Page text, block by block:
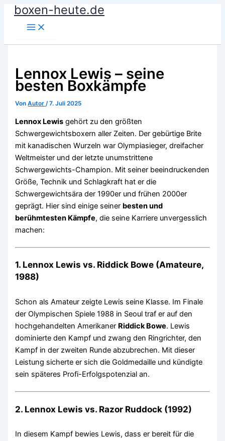
Zumboxen-heute.de
Lennox Lewis – seine
besten Boxkämpfe
VonAutor/7. Juli 2025
Lennox Lewis gehört zu den größten
Schwergewichtsboxern aller Zeiten. Der gebürtige Brite
mit kanadischen Wurzeln war Olympiasieger, dreifacher
Weltmeister und der letzte unumstrittene
Schwergewichts-Champion. Mit seiner beeindruckenden
Größe, Technik und Schlagkraft hat er die
Schwergewichtsära der 1990er und frühen 2000er
geprägt. Hier sind einige seiner besten und
berühmtesten Kämpfe, die seine Karriere unvergesslich
machen:
1. Lennox Lewis vs. Riddick Bowe (Amateure,
1988)
Schon als Amateur zeigte Lewis seine Klasse. Im Finale
der Olympischen Spiele 1988 in Seoul traf er auf den
hochgehandelten Amerikaner Riddick Bowe. Lewis
dominierte den Kampf und zwang den Ringrichter, den
Kampf in der zweiten Runde abzubrechen. Mit dieser
Leistung sicherte er sich die Goldmedaille und kündigte
sein späteres Profi-Erfolgspotenzial an.
2. Lennox Lewis vs. Razor Ruddock (1992)
In diesem Kampf bewies Lewis, dass er bereit für die